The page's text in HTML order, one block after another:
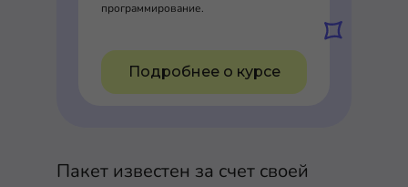
программирование.
Подробнее о курсе
Пакет известен за счет своей